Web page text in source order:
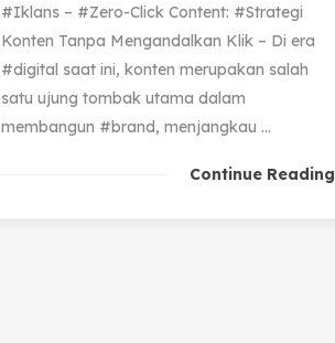
#Iklans – #Zero-Click Content: #Strategi
Konten Tanpa Mengandalkan Klik – Di era
#digital saat ini, konten merupakan salah
satu ujung tombak utama dalam
membangun #brand, menjangkau ...
Continue Reading